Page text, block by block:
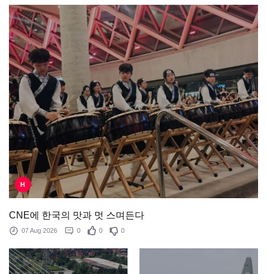
H
CNE에 한국의 맛과 멋 스며든다
07 Aug 2026 0 0 0